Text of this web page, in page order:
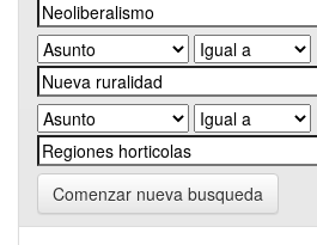
Comenzar nueva busqueda